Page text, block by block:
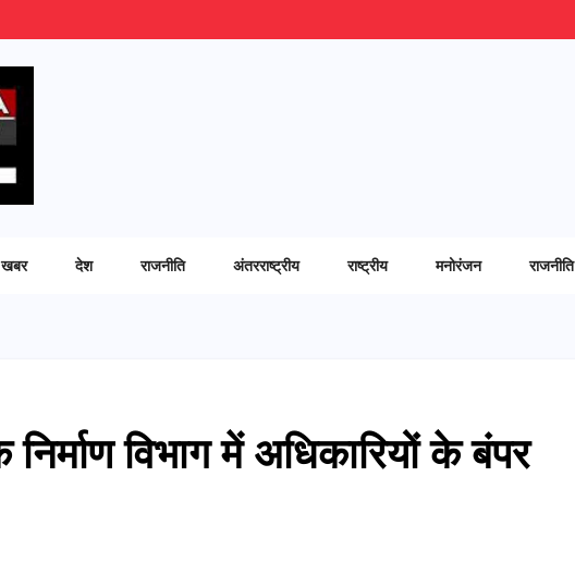
खबर देश राजनीति अंतरराष्ट्रीय राष्ट्रीय मनोरंजन राजनीति
विभाग में अधिकारियों के बंपर